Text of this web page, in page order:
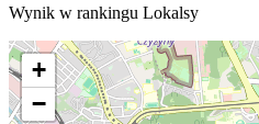
Wynik w rankingu Lokalsy
+
−